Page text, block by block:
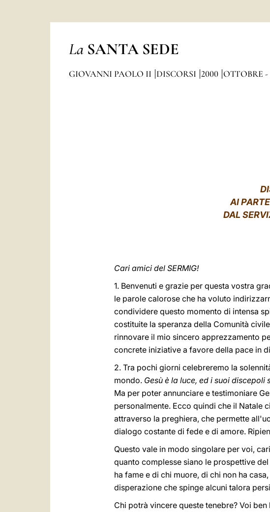
La SANTA SEDE
GIOVANNI PAOLO II DISCORSI 2000 OTTOBRE
AI
DAL
Cari amici del SERMIG!
1. Benvenuti e grazie per questa vostra
le parole calorose che ha voluto
condividere questo momento di intensa
costituite la speranza della Comunità
rinnovare il mio sincero apprezzamento
concrete iniziative a favore della pace in
2. Tra pochi giorni celebreremo la
mondo. Gesù è la luce, ed i suoi
Ma per poter annunciare e testimoniare
personalmente. Ecco quindi che il Natale
attraverso la preghiera, che permette
dialogo costante di fede e di amore.
Questo vale in modo singolare per voi,
quanto complesse siano le prospettive
ha fame e di chi muore, di chi non ha
disperazione che spinge alcuni talora
Chi potrà vincere queste tenebre? Voi ben